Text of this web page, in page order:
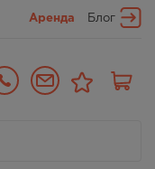
Аренда Блог